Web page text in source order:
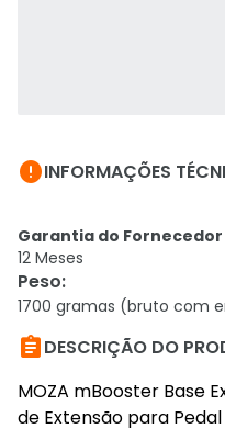
INFORMAÇÕES
Garantia do Fornecedor
12 Meses
Peso:
1700 gramas (bruto com
DESCRIÇÃO DO
MOZA mBooster Base
de Extensão para